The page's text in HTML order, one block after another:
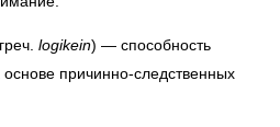
logikein) — способность
основе причинно-следственных